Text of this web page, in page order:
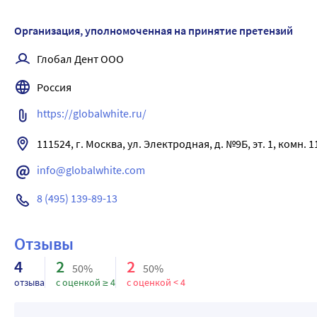
Организация, уполномоченная на принятие претензий
Глобал Дент ООО
Россия
https://globalwhite.ru/
111524, г. Москва, ул. Электродная, д. №9Б, эт. 1, комн.
info@globalwhite.com
8 (495) 139-89-13
Отзывы
4
отзыва
2 50%
с оценкой ≥ 4
2 50%
с оценкой < 4